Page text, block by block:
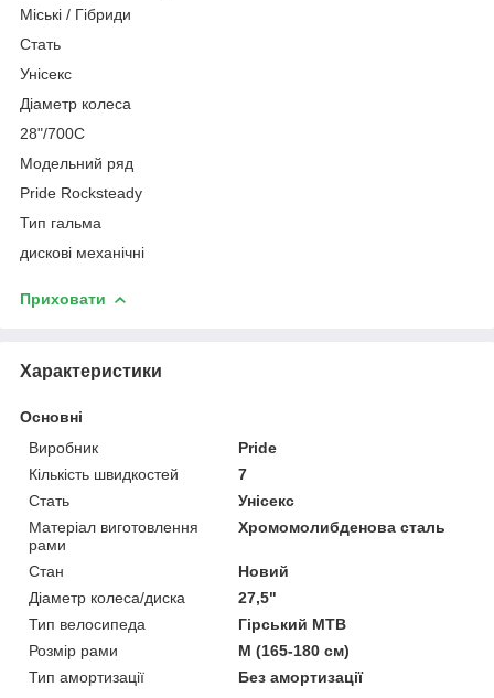
Міські / Гібриди
Стать
Унісекс
Діаметр колеса
28"/700С
Модельний ряд
Pride Rocksteady
Тип гальма
дискові механічні
Приховати
Характеристики
Основні
Виробник
Pride
Кількість швидкостей
7
Стать
Унісекс
Матеріал виготовлення
рами
Хромомолибденова сталь
Стан
Новий
Діаметр колеса/диска
27,5"
Тип велосипеда
Гірський MTB
Розмір рами
M (165-180 см)
Тип амортизації
Без амортизації